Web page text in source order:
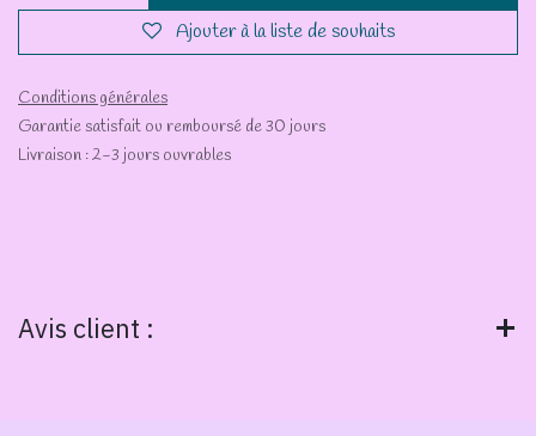
Ajouter à la liste de souhaits
Conditions générales
Garantie satisfait ou remboursé de 30 jours
Livraison : 2-3 jours ouvrables
Avis client :